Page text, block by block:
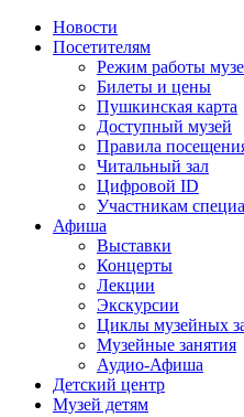
Новости
Посетителям
Режим работы
Билеты и цены
Пушкинская карта
Доступный музей
Правила
Читальный зал
Цифровой ID
Участникам
Афиша
Выставки
Концерты
Лекции
Экскурсии
Циклы музейных
Музейные занятия
Аудио-Афиша
Детский центр
Музей детям